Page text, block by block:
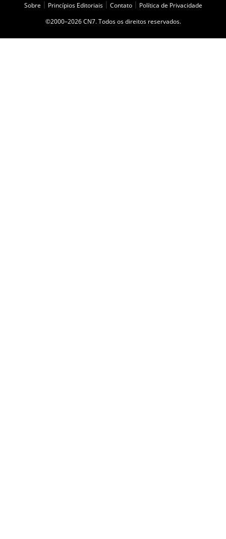
Sobre Princípios Editoriais Contato
Política de Privacidade
©2000–2026 CN7. Todos os direitos reservados.